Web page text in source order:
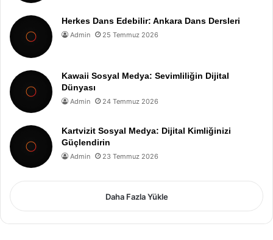
Herkes Dans Edebilir: Ankara Dans Dersleri
Admin 25 Temmuz 2026
Kawaii Sosyal Medya: Sevimliliğin Dijital
Dünyası
Admin 24 Temmuz 2026
Kartvizit Sosyal Medya: Dijital Kimliğinizi
Güçlendirin
Admin 23 Temmuz 2026
Daha Fazla Yükle